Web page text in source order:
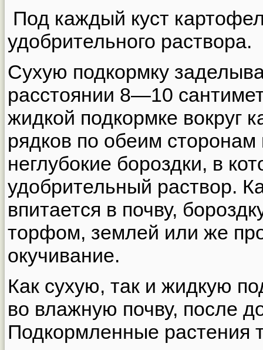
Под каждый куст
удобрительного раствора.
Сухую подкормку
расстоянии 8—10
жидкой подкормке вокруг
рядков по обеим
неглубокие бороздки, в
удобрительный раствор.
впитается в почву,
торфом, землей или же
окучивание.
Как сухую, так и жидкую
во влажную почву, после
Подкормленные растения